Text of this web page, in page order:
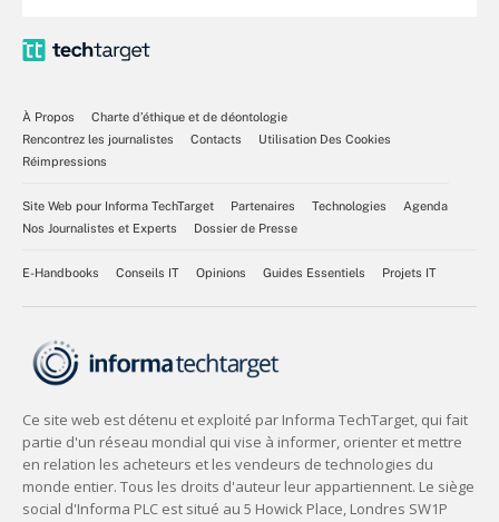
À Propos
Charte d’éthique et de déontologie
Rencontrez les journalistes
Contacts
Utilisation Des Cookies
Réimpressions
Site Web pour Informa TechTarget Partenaires Technologies
Agenda
Nos Journalistes et Experts
Dossier de Presse
E-Handbooks Conseils IT Opinions Guides Essentiels Projets IT